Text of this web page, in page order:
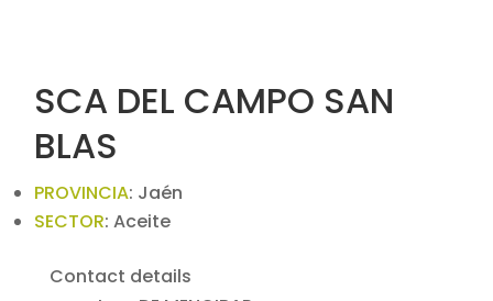
SCA DEL CAMPO SAN
BLAS
PROVINCIA: Jaén
SECTOR: Aceite
Contact details